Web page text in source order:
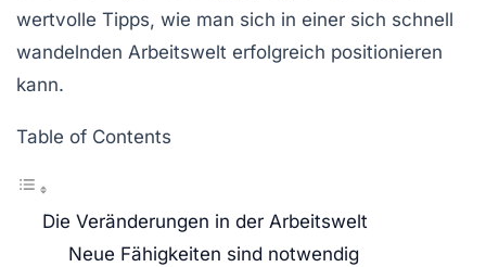
wertvolle Tipps, wie man sich in einer sich schnell
wandelnden Arbeitswelt erfolgreich positionieren
kann.
Table of Contents
Die Veränderungen in der Arbeitswelt
Neue Fähigkeiten sind notwendig